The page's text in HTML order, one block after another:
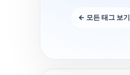
← 모든 태그 보기